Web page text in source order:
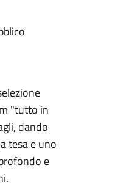
"tutto in
dando
tesa e uno
e